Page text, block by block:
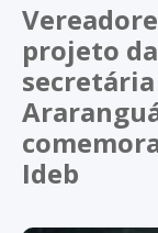
projeto
secretária
Ideb